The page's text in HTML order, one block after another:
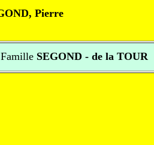
Pierre
FamilleSEGOND - de la TOUR